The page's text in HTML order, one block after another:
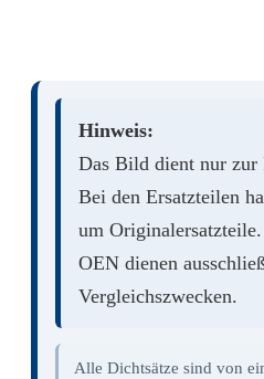
Hinweis:
Das Bild dient nur
Bei den Ersatzteilen
um Originalersatzteile.
OEN dienen
Vergleichszwecken.
Alle Dichtsätze sind von